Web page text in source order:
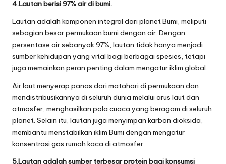
4.Lautan berisi 97% air di bumi.
Lautan adalah komponen integral dari planet Bumi, meliputi
sebagian besar permukaan bumi dengan air. Dengan
persentase air sebanyak 97%, lautan tidak hanya menjadi
sumber kehidupan yang vital bagi berbagai spesies, tetapi
juga memainkan peran penting dalam mengatur iklim global.
Air laut menyerap panas dari matahari di permukaan dan
mendistribusikannya di seluruh dunia melalui arus laut dan
atmosfer, menghasilkan pola cuaca yang beragam di seluruh
planet. Selain itu, lautan juga menyimpan karbon dioksida,
membantu menstabilkan iklim Bumi dengan mengatur
konsentrasi gas rumah kaca di atmosfer.
5.Lautan adalah sumber terbesar protein bagi konsumsi